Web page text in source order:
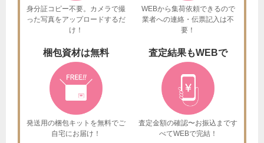
身分証コピー不要。カメラで撮
った写真をアップロードするだ
け！
WEBから集荷依頼できるので
業者への連絡・伝票記入は不
要！
梱包資材は無料
発送用の梱包キットを無料でご
自宅にお届け！
査定結果もWEBで
査定金額の確認〜お振込まです
べてWEBで完結！